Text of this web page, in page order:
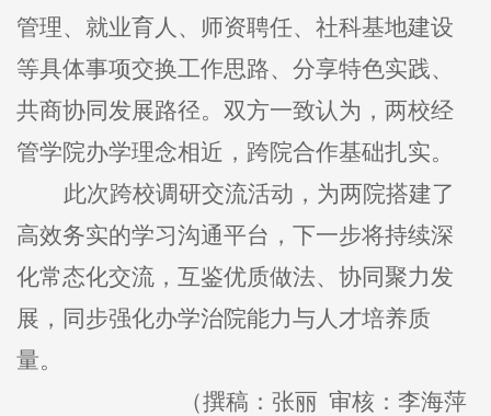
管理、就业育人、师资聘任、社科基地建设
等具体事项交换工作思路、分享特色实践、
共商协同发展路径。双方一致认为，两校经
管学院办学理念相近，跨院合作基础扎实。
此次跨校调研交流活动，为两院搭建了
高效务实的学习沟通平台，下一步将持续深
化常态化交流，互鉴优质做法、协同聚力发
展，同步强化办学治院能力与人才培养质
量。
（撰稿：张丽 审核：李海萍